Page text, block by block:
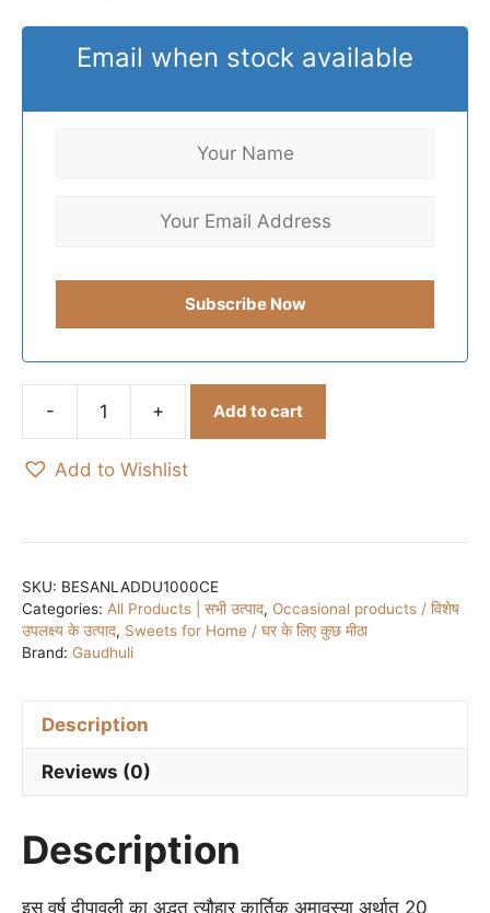
Email when stock available
-
बेसन
/
देशी
गाय
के
निर्मित
बुकिंग
12
+ Add to cart
Add to Wishlist
SKU: BESANLADDU1000CE
Categories: All Products | सभी उत्पाद, Occasional products / विशेष
उपलक्ष्य के उत्पाद, Sweets for Home / घर के लिए कुछ मीठा
Brand: Gaudhuli
Description
Reviews (0)
Description
इस वर्ष दीपावली का अद्भुत त्यौहार कार्तिक अमावस्या अर्थात 20